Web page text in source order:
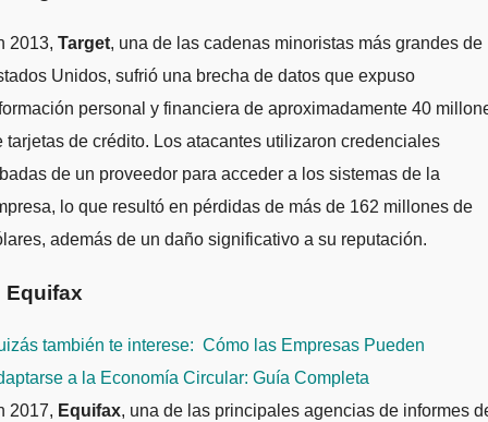
2013, Target, una de las cadenas minoristas más grandes de
Unidos, sufrió una brecha de datos que expuso
personal y financiera de aproximadamente 40
tarjetas de crédito. Los atacantes utilizaron credenciales
de un proveedor para acceder a los sistemas de la
lo que resultó en pérdidas de más de 162 millones de
además de un daño significativo a su reputación.
Equifax
también te interese: Cómo las Empresas Pueden
a la Economía Circular: Guía Completa
2017, Equifax, una de las principales agencias de informes